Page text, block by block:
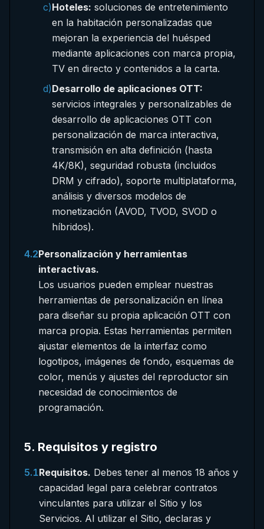
c)Hoteles: soluciones de entretenimiento
en la habitación personalizadas que
mejoran la experiencia del huésped
mediante aplicaciones con marca propia,
TV en directo y contenidos a la carta.
d)Desarrollo de aplicaciones OTT:
servicios integrales y personalizables de
desarrollo de aplicaciones OTT con
personalización de marca interactiva,
transmisión en alta definición (hasta
4K/8K), seguridad robusta (incluidos
DRM y cifrado), soporte multiplataforma,
análisis y diversos modelos de
monetización (AVOD, TVOD, SVOD o
híbridos).
4.2Personalización y herramientas
interactivas.
Los usuarios pueden emplear nuestras
herramientas de personalización en línea
para diseñar su propia aplicación OTT con
marca propia. Estas herramientas permiten
ajustar elementos de la interfaz como
logotipos, imágenes de fondo, esquemas de
color, menús y ajustes del reproductor sin
necesidad de conocimientos de
programación.
5. Requisitos y registro
5.1Requisitos. Debes tener al menos 18 años y
capacidad legal para celebrar contratos
vinculantes para utilizar el Sitio y los
Servicios. Al utilizar el Sitio, declaras y